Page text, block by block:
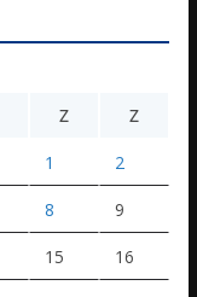
Z Z
1 2
8 9
15 16